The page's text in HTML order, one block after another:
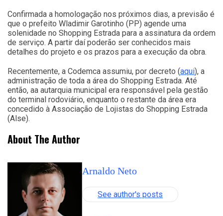
Confirmada a homologação nos próximos dias, a previsão é
que o prefeito Wladimir Garotinho (PP) agende uma
solenidade no Shopping Estrada para a assinatura da ordem
de serviço. A partir daí poderão ser conhecidos mais
detalhes do projeto e os prazos para a execução da obra.
Recentemente, a Codemca assumiu, por decreto (aqui), a
administração de toda a área do Shopping Estrada. Até
então, aa autarquia municipal era responsável pela gestão
do terminal rodoviário, enquanto o restante da área era
concedido à Associação de Lojistas do Shopping Estrada
(Alse).
About The Author
Arnaldo Neto
See author's posts